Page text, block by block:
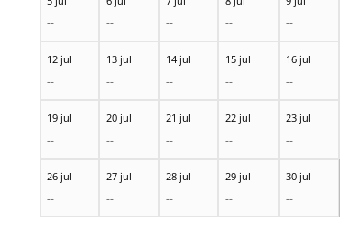
-- -- -- -- --
12 jul
--
13 jul
--
14 jul
--
15 jul
--
16 jul
--
19 jul
--
20 jul
--
21 jul
--
22 jul
--
23 jul
--
26 jul
--
27 jul
--
28 jul
--
29 jul
--
30 jul
--